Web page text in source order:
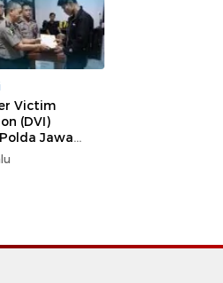
Victim
(DVI)
Jawa
korban